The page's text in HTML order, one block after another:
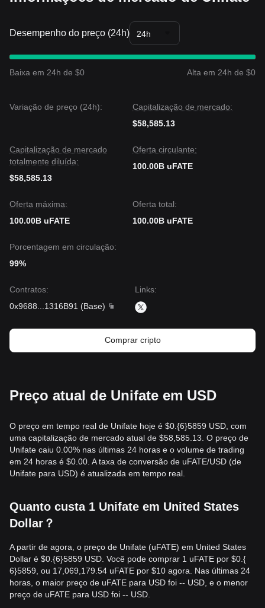
Desempenho do preço (24h) 24h
Baixa em 24h de $0 Alta em 24h de $0
Variação de preço (24h):
Capitalização de mercado:
$58,585.13
Capitalização de mercado
totalmente diluída:
$58,585.13
Oferta circulante:
100.00B uFATE
Oferta máxima:
100.00B uFATE
Oferta total:
100.00B uFATE
Porcentagem em circulação:
99%
Contratos:
0x9688
1316B91 (Base)
Links:
Comprar cripto
Preço atual de Unifate em USD
O preço em tempo real de Unifate hoje é $0.{​6}5859 USD, com
uma capitalização de mercado atual de $58,585.13. O preço de
Unifate caiu 0.00% nas últimas 24 horas e o volume de trading
em 24 horas é $0.00. A taxa de conversão de uFATE/USD (de
Unifate para USD) é atualizada em tempo real.
Quanto custa 1 Unifate em United States
Dollar？
A partir de agora, o preço de Unifate (uFATE) em United States
Dollar é $0.{​6}5859 USD. Você pode comprar 1 uFATE por $0.{​
6}5859, ou 17,069,179.54 uFATE por $10 agora. Nas últimas 24
horas, o maior preço de uFATE para USD foi -- USD, e o menor
preço de uFATE para USD foi -- USD.